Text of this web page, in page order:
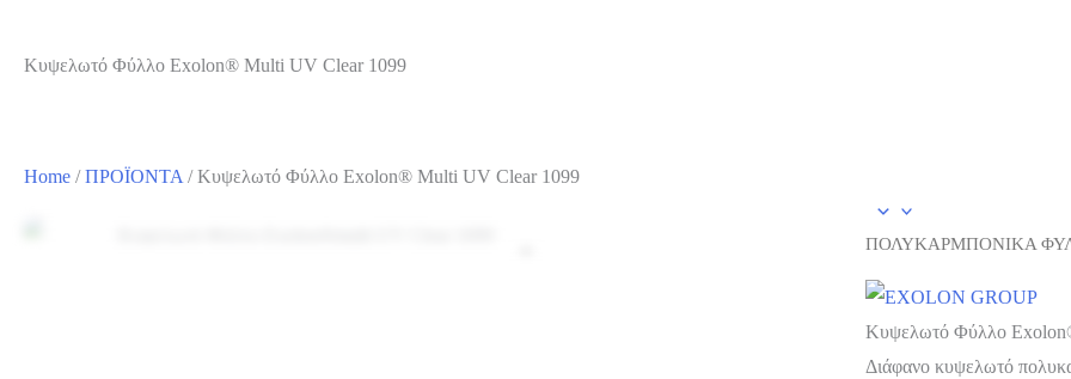
Kυψελωτό Φύλλο Exolon® Multi UV Clear 1099
Home /ΠΡΟΪΟΝΤΑ /Kυψελωτό Φύλλο Exolon® Multi UV Clear 1099
ΠΟΛΥΚΑΡΜΠΟΝΙΚΑ
Kυψελωτό Φύλλο
Διάφανο κυψελωτό